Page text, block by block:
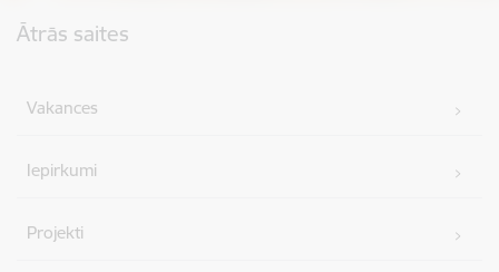
Ātrās saites
Vakances
Iepirkumi
Projekti